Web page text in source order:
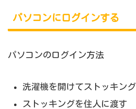
パソコンにログインする
パソコンのログイン方法
洗濯機を開けてストッキン
ストッキングを住人に渡す